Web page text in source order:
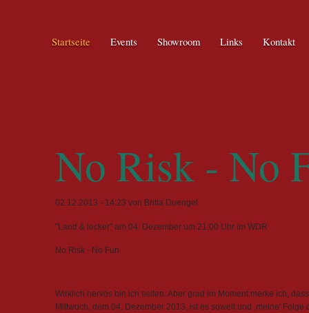
Navigation
überspringen
Startseite Events Showroom Links Kontakt
No Risk - No
02.12.2013 - 14:23 von Britta Duengel
"Land & lecker" am 04. Dezember um 21:00 Uhr im WDR
No Risk - No Fun
Wirklich nervös bin ich selten. Aber grad im Moment merke ich,
Mittwoch, dem 04. Dezember 2013, ist es soweit und ,meine' Folge